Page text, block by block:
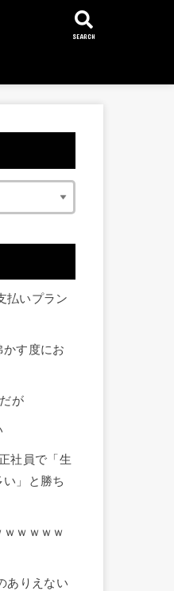
SEARCH
払いプラン
す度にお
が
社員で「生
」と勝ち
ｗｗｗｗ
ありえない